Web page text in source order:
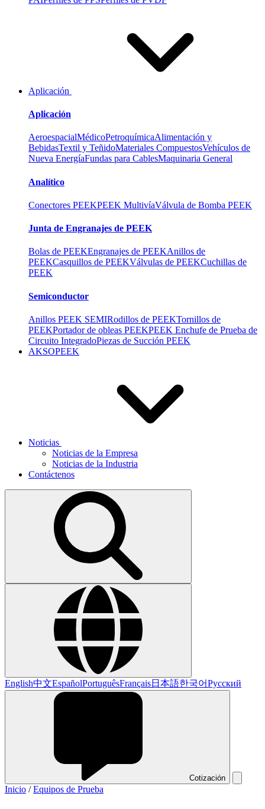
Aplicación
Aplicación
AeroespacialMédicoPetroquímicaAlimentación y
BebidasTextil y TeñidoMateriales CompuestosVehículos de
Nueva EnergíaFundas para CablesMaquinaria General
Analítico
Conectores PEEKPEEK MultivíaVálvula de Bomba PEEK
Junta de Engranajes de PEEK
Bolas de PEEKEngranajes de PEEKAnillos de
PEEKCasquillos de PEEKVálvulas de PEEKCuchillas de
PEEK
Semiconductor
Anillos PEEK SEMIRodillos de PEEKTornillos de
PEEKPortador de obleas PEEKPEEK Enchufe de Prueba de
Circuito IntegradoPiezas de Succión PEEK
AKSOPEEK
Noticias
Noticias de la Empresa
Noticias de la Industria
Contáctenos
English中文EspañolPortuguêsFrançais日本語한국어Русский
Cotización
Inicio /Equipos de Prueba